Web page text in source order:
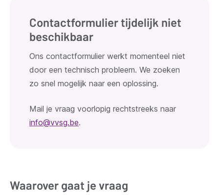
Contactformulier tijdelijk niet
beschikbaar
Ons contactformulier werkt momenteel niet
door een technisch probleem. We zoeken
zo snel mogelijk naar een oplossing.
Mail je vraag voorlopig rechtstreeks naar
info@vvsg.be.
Waarover gaat je vraag